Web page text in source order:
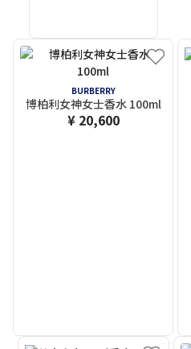
BURBERRY
博柏利女神女士香水 100ml
¥ 20,600